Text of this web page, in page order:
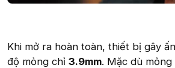
Khi mở ra hoàn toàn, thiết bị gây
độ mỏng chỉ 3.9mm. Mặc dù